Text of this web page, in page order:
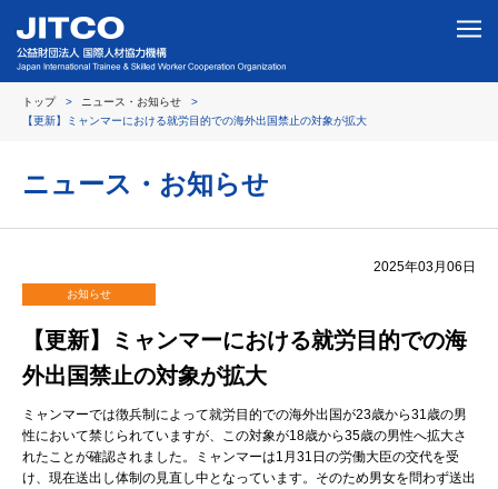
トップ
ニュース・お知らせ
【更新】ミャンマーにおける就労目的での海外出国禁止の対象が拡大
ニュース・お知らせ
2025年03月06日
お知らせ
【更新】ミャンマーにおける就労目的での海
外出国禁止の対象が拡大
ミャンマーでは徴兵制によって就労目的での海外出国が23歳から31歳の男
性において禁じられていますが、この対象が18歳から35歳の男性へ拡大さ
れたことが確認されました。ミャンマーは1月31日の労働大臣の交代を受
け、現在送出し体制の見直し中となっています。そのため男女を問わず送出